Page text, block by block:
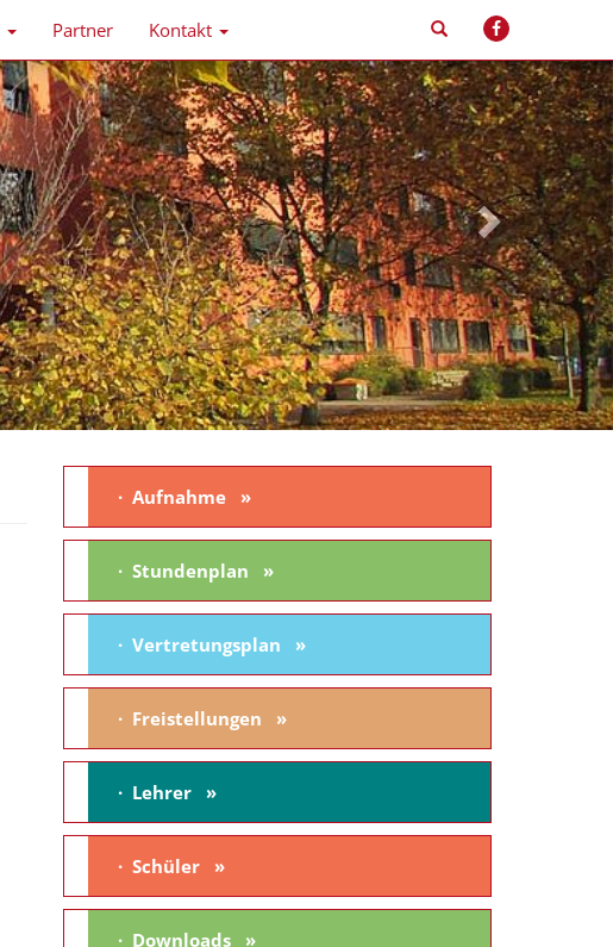
Partner Kontakt
Aufnahme
Stundenplan
Vertretungsplan
Freistellungen
Lehrer
Schüler
Downloads